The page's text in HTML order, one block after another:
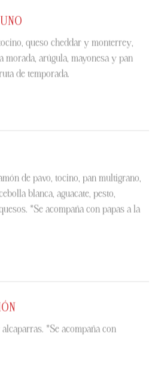
queso cheddar y monterrey,
morada, arúgula, mayonesa y pan
de temporada.
de pavo, tocino, pan multigrano,
blanca, aguacate, pesto,
*Se acompaña con papas a la
*Se acompaña con